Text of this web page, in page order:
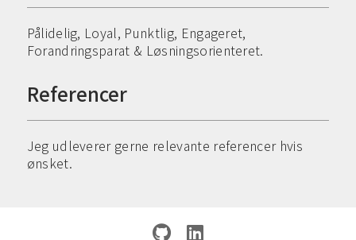
Pålidelig, Loyal, Punktlig, Engageret,
Forandringsparat & Løsningsorienteret.
Referencer
Jeg udleverer gerne relevante referencer hvis
ønsket.